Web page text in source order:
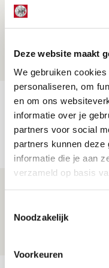
Deze website maakt
We gebruiken
personaliseren, om
en om ons
informatie over je
partners voor social
partners kunnen deze
informatie die je aan
verzameld op basis
Noodzakelijk
Voorkeuren
Word
Ajax -
Reis jij als
met Telstar?
06 AUGUSTUS 2026 - 13:04
PRIJSVRAAG
Drie dingen
06 AUGUSTUS 2026 - 09:33